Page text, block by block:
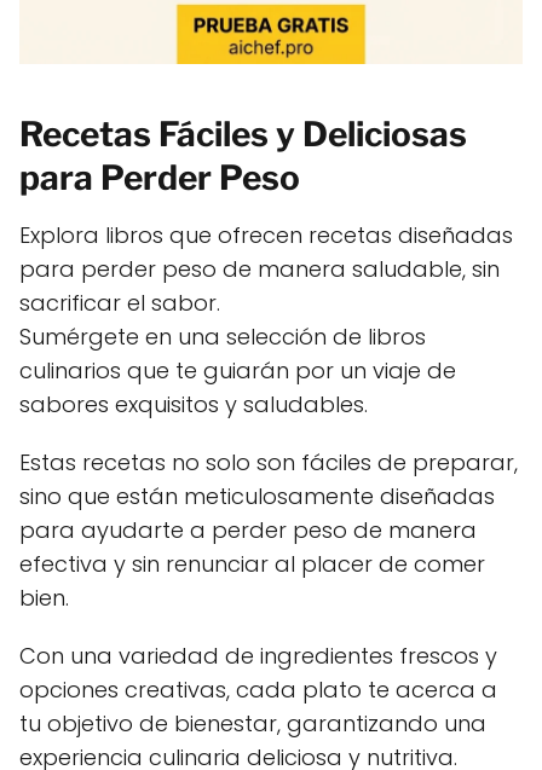
Recetas Fáciles y Deliciosas
para Perder Peso
Explora libros que ofrecen recetas diseñadas
para perder peso de manera saludable, sin
sacrificar el sabor.
Sumérgete en una selección de libros
culinarios que te guiarán por un viaje de
sabores exquisitos y saludables.
Estas recetas no solo son fáciles de preparar,
sino que están meticulosamente diseñadas
para ayudarte a perder peso de manera
efectiva y sin renunciar al placer de comer
bien.
Con una variedad de ingredientes frescos y
opciones creativas, cada plato te acerca a
tu objetivo de bienestar, garantizando una
experiencia culinaria deliciosa y nutritiva.